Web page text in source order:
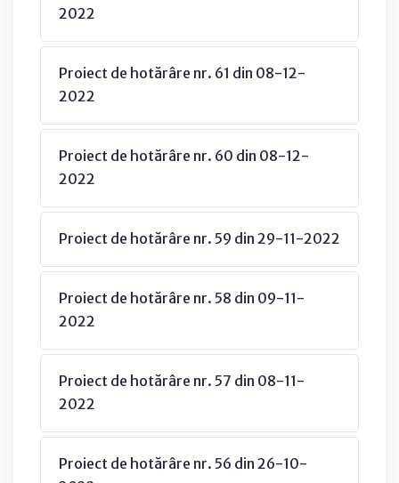
2022
Proiect de hotărâre nr. 61 din 08-12-
2022
Proiect de hotărâre nr. 60 din 08-12-
2022
Proiect de hotărâre nr. 59 din 29-11-2022
Proiect de hotărâre nr. 58 din 09-11-
2022
Proiect de hotărâre nr. 57 din 08-11-
2022
Proiect de hotărâre nr. 56 din 26-10-